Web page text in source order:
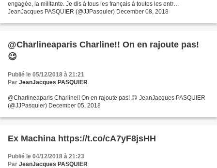
engagée, la militante. Je dis à tous les français à toutes les entr…
JeanJacques PASQUIER (@JJPasquier) December 08, 2018
@Charlineaparis Charline!! On en rajoute pas!
😉
Publié le 05/12/2018 à 21:21
Par JeanJacques PASQUIER
@Charlineaparis Charline!! On en rajoute pas! 😉 JeanJacques PASQUIER
(@JJPasquier) December 05, 2018
Ex Machina https://t.co/cA7yF8jsHH
Publié le 04/12/2018 à 21:23
Par JeanJacques PASQUIER